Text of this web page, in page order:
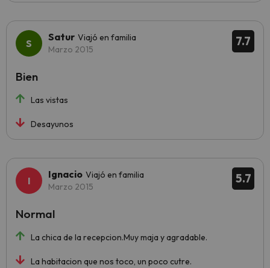
7.7
Satur Viajó en familia
Marzo 2015
Las vistas
Desayunos
Bien
5.7
Ignacio Viajó en familia
Marzo 2015
La chica de la recepcion.Muy maja y agradable.
La habitacion que nos toco, un poco cutre.
Normal